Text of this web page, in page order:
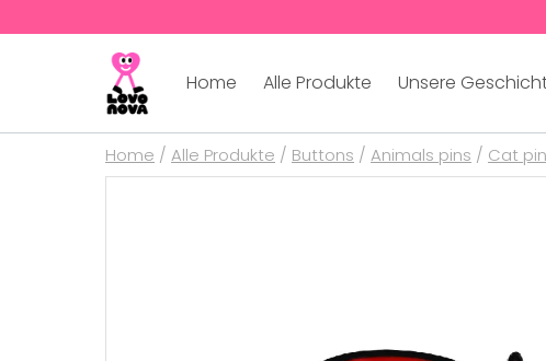
Home Alle Produkte Unsere
Home / Alle Produkte / Buttons / Animals pins / Cat